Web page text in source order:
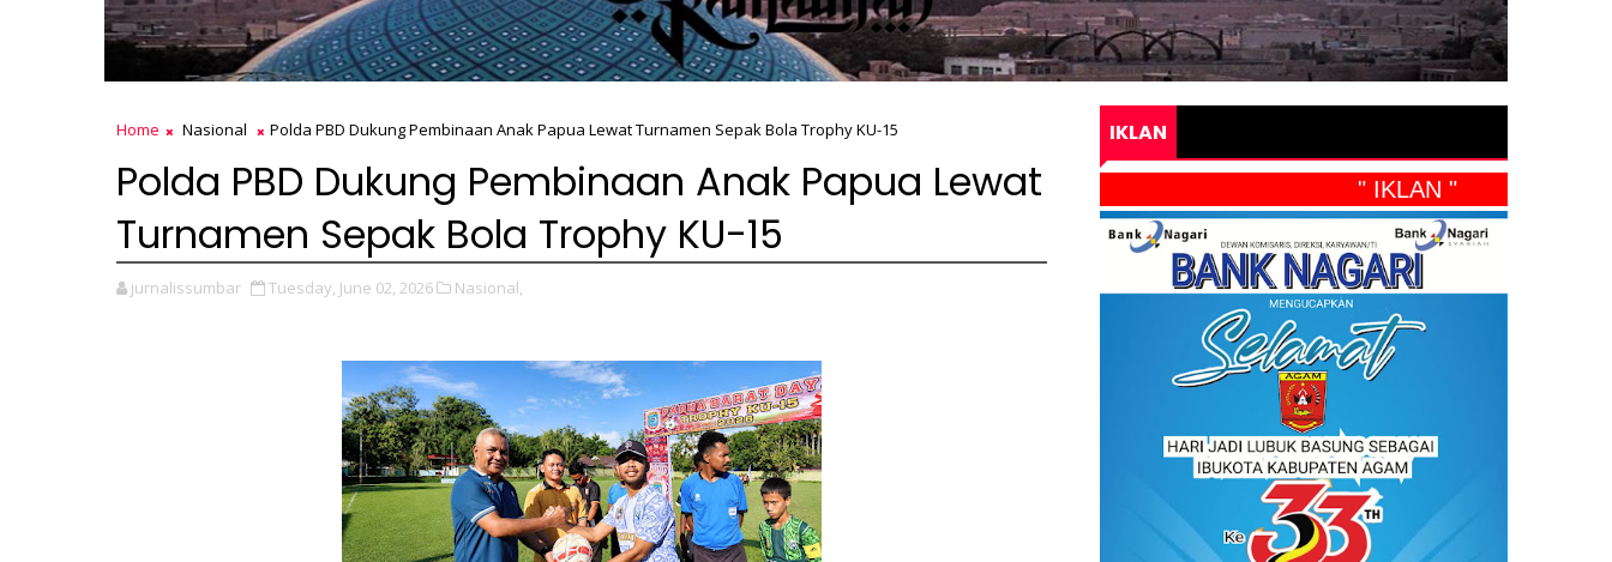
Home Nasional Polda PBD Dukung Pembinaan Anak Papua Lewat Turnamen Sepak Bola Trophy KU-15
Polda PBD Dukung Pembinaan Anak Papua Lewat
Turnamen Sepak Bola Trophy KU-15
jurnalissumbar Tuesday, June 02, 2026 Nasional,
IKLAN
" IKLAN "